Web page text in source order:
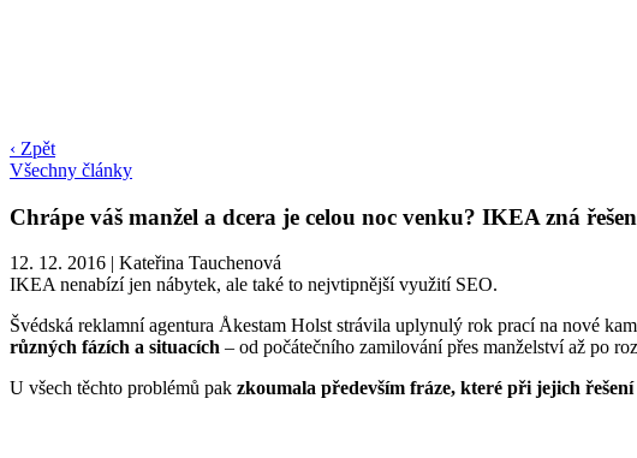
‹ Zpět
Všechny články
Chrápe váš manžel a dcera je celou noc venku? IKEA zná
12. 12. 2016 | Kateřina Tauchenová
IKEA nenabízí jen nábytek, ale také to nejvtipnější využití SEO.
Švédská reklamní agentura Åkestam Holst strávila uplynulý rok prací na nové
různých fázích a situacích – od počátečního zamilování přes manželství až po
U všech těchto problémů pak zkoumala především fráze, které při jejich